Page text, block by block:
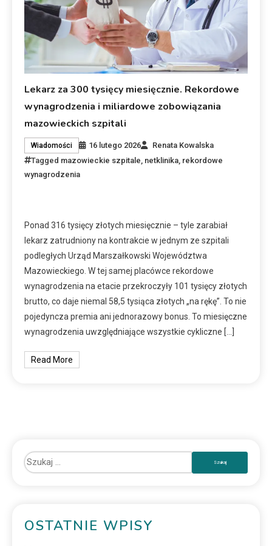
Lekarz za 300 tysięcy miesięcznie. Rekordowe
wynagrodzenia i miliardowe zobowiązania
mazowieckich szpitali
Wiadomości 16 lutego 2026
Renata Kowalska
Tagged mazowieckie szpitale netklinika rekordowe
wynagrodzenia
Ponad 316 tysięcy złotych miesięcznie – tyle zarabiał
lekarz zatrudniony na kontrakcie w jednym ze szpitali
podległych Urząd Marszałkowski Województwa
Mazowieckiego. W tej samej placówce rekordowe
wynagrodzenia na etacie przekroczyły 101 tysięcy złotych
brutto, co daje niemal 58,5 tysiąca złotych „na rękę”. To nie
pojedyncza premia ani jednorazowy bonus. To miesięczne
wynagrodzenia uwzględniające wszystkie cykliczne […]
Read More
OSTATNIE WPISY